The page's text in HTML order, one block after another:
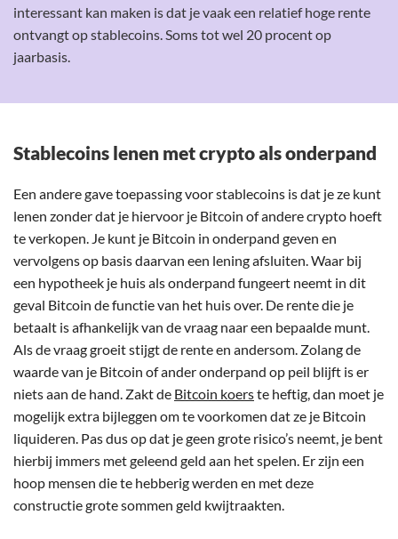
interessant kan maken is dat je vaak een relatief hoge rente
ontvangt op stablecoins. Soms tot wel 20 procent op
jaarbasis.
Stablecoins lenen met crypto als onderpand
Een andere gave toepassing voor stablecoins is dat je ze kunt
lenen zonder dat je hiervoor je Bitcoin of andere crypto hoeft
te verkopen. Je kunt je Bitcoin in onderpand geven en
vervolgens op basis daarvan een lening afsluiten. Waar bij
een hypotheek je huis als onderpand fungeert neemt in dit
geval Bitcoin de functie van het huis over. De rente die je
betaalt is afhankelijk van de vraag naar een bepaalde munt.
Als de vraag groeit stijgt de rente en andersom. Zolang de
waarde van je Bitcoin of ander onderpand op peil blijft is er
niets aan de hand. Zakt de Bitcoin koerste heftig, dan moet je
mogelijk extra bijleggen om te voorkomen dat ze je Bitcoin
liquideren. Pas dus op dat je geen grote risico’s neemt, je bent
hierbij immers met geleend geld aan het spelen. Er zijn een
hoop mensen die te hebberig werden en met deze
constructie grote sommen geld kwijtraakten.